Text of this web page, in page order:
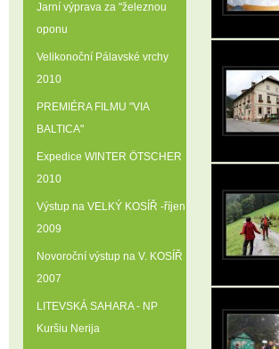
Jarní výprava za "železnou
oponu
Velikonoční Pálavské vrchy
2010
PREMIÉRA FILMU "VIA
BALTICA"
Expedice WINTER ÖTSCHER
2010
Výstup na VELKÝ KOSÍŘ -říjen
2009
Novoroční výstup na V. KOSÍŘ
2007
LITEVSKÁ SAHARA - NP
Kuršiu Nerija